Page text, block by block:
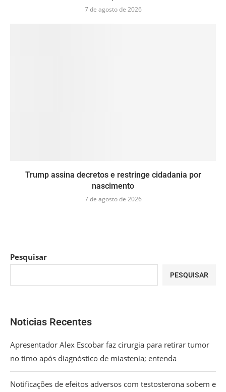
7 de agosto de 2026
Trump assina decretos e restringe cidadania por
nascimento
7 de agosto de 2026
Pesquisar
PESQUISAR
Noticias Recentes
Apresentador Alex Escobar faz cirurgia para retirar tumor
no timo após diagnóstico de miastenia; entenda
Notificações de efeitos adversos com testosterona sobem e